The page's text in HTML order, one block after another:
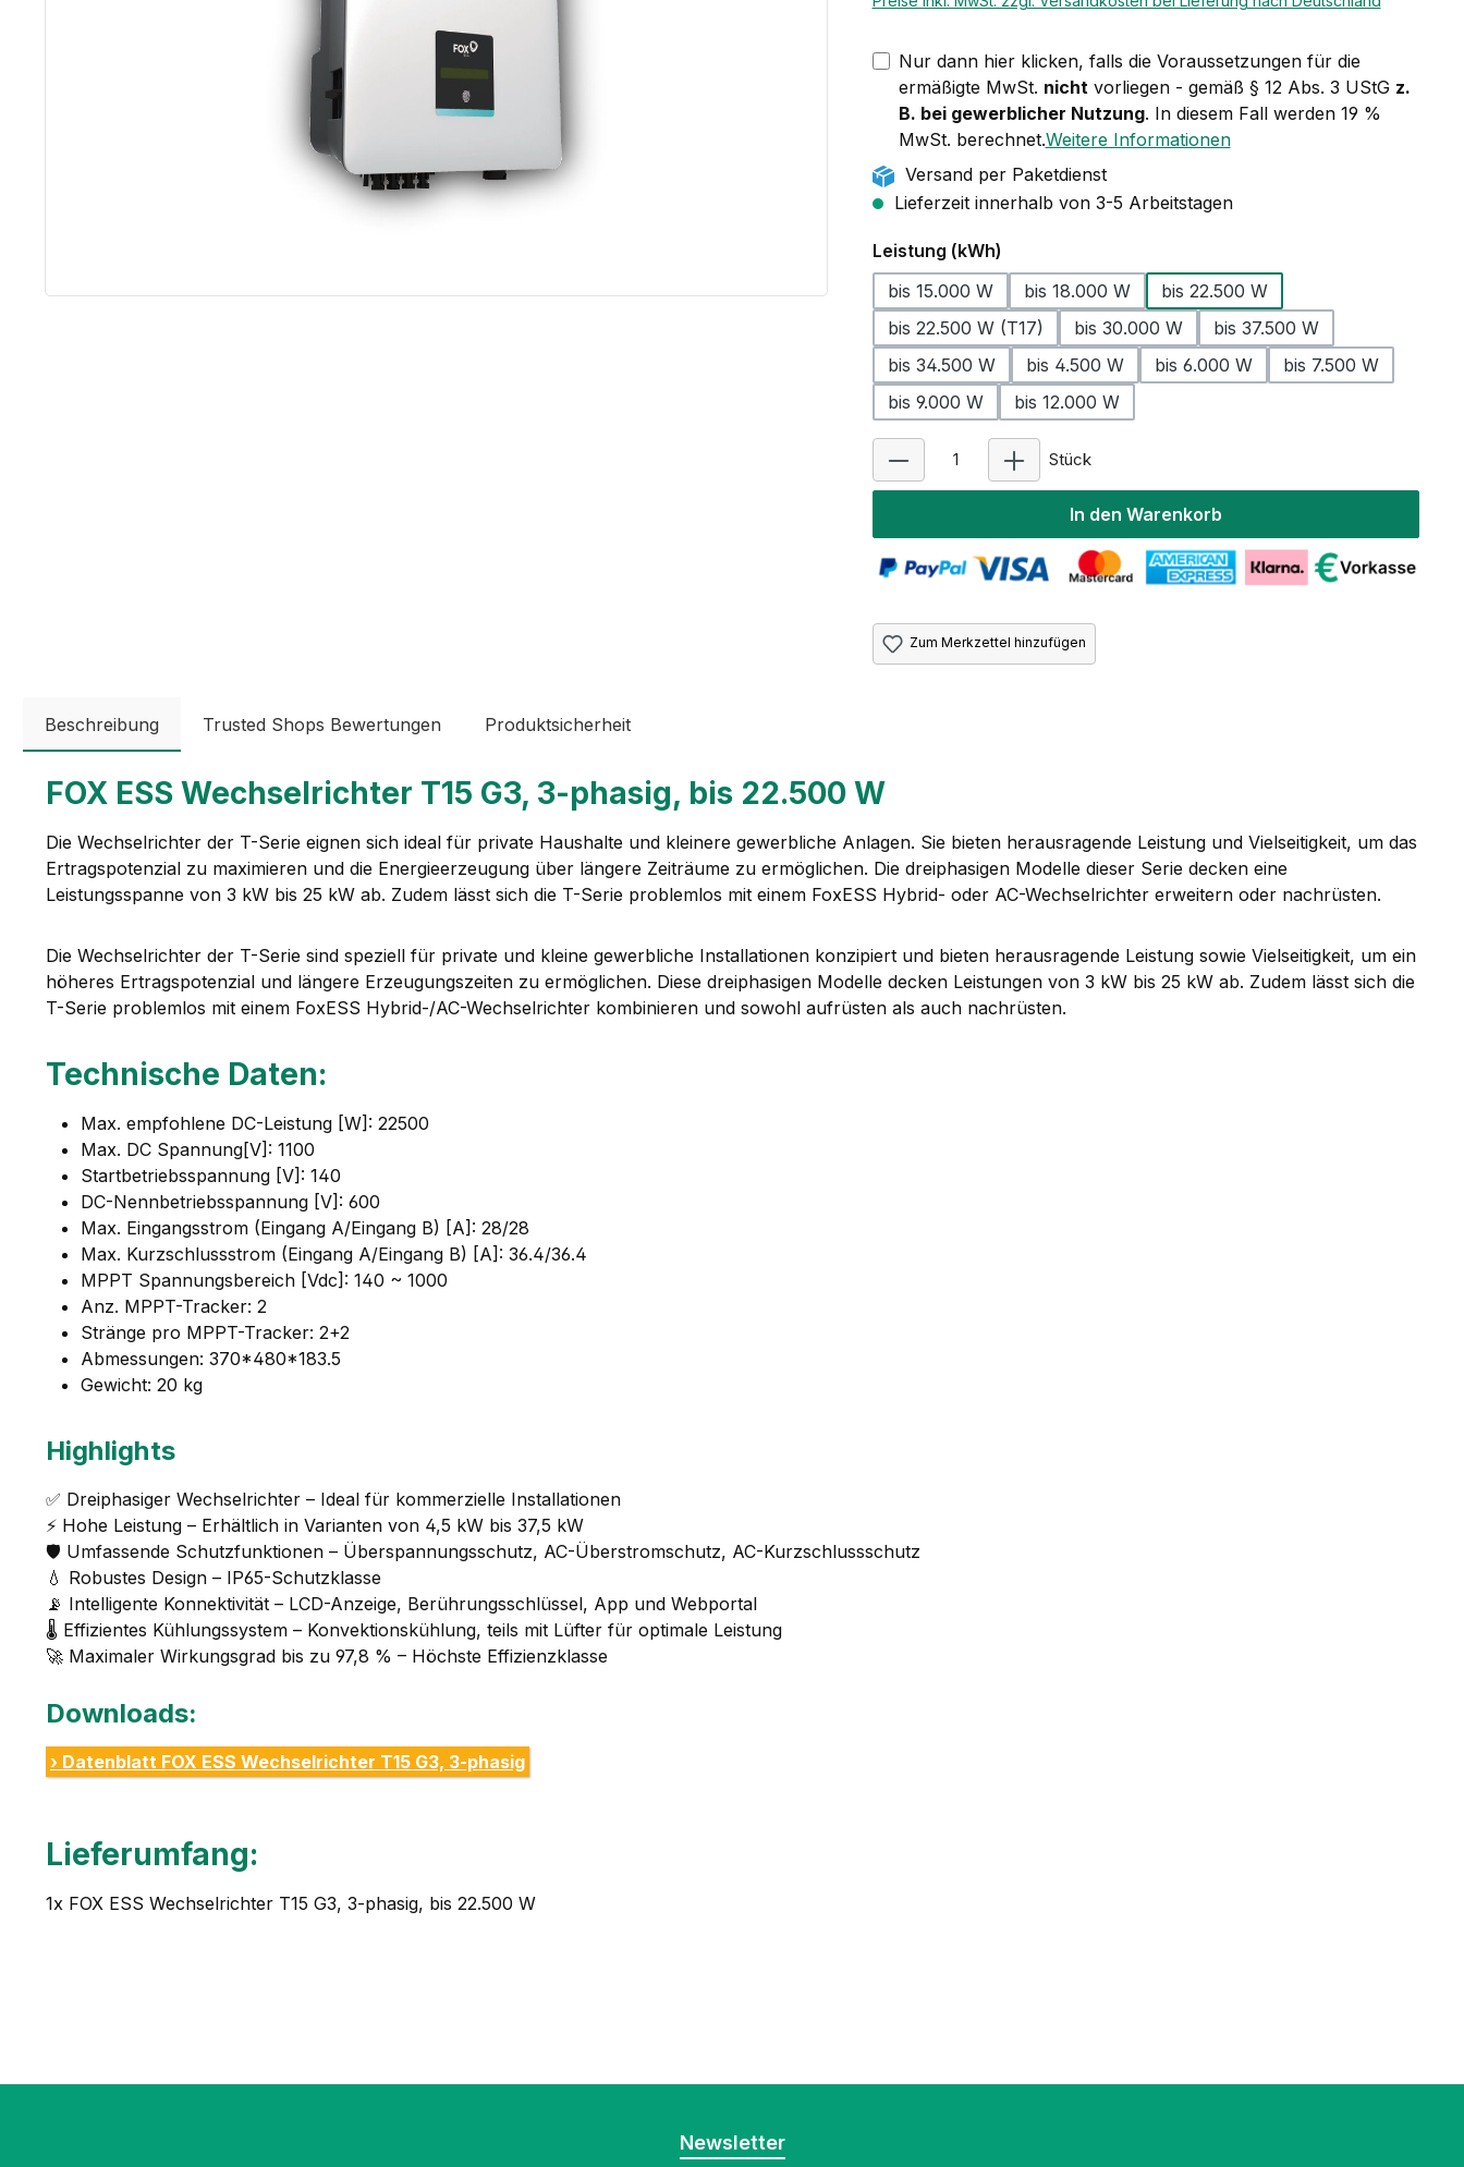
Nur dann hier klicken, falls die Voraussetzungen für die
ermäßigte MwSt. nichtvorliegen - gemäß § 12 Abs. 3 UStG z.
B. bei gewerblicher Nutzung. In diesem Fall werden 19 %
MwSt. berechnet.Weitere Informationen
Versand per Paketdienst
Lieferzeit innerhalb von 3-5 Arbeitstagen
Leistung (kWh)
bis 15.000 W
bis 18.000 W
bis 22.500 W
bis 22.500 W (T17)
bis 30.000 W
bis 37.500 W
bis 34.500 W
bis 4.500 W bis 6.000 W
bis 7.500 W
bis 9.000 W
bis 12.000 W
Stück
In den Warenkorb
Zum Merkzettel hinzufügen
Beschreibung Trusted Shops Bewertungen Produktsicherheit
FOX ESS Wechselrichter T15 G3, 3-phasig, bis 22.500 W
Die Wechselrichter der T-Serie eignen sich ideal für private Haushalte und kleinere gewerbliche Anlagen. Sie bieten herausragende Leistung und Vielseitigkeit, um das
Ertragspotenzial zu maximieren und die Energieerzeugung über längere Zeiträume zu ermöglichen. Die dreiphasigen Modelle dieser Serie decken eine
Leistungsspanne von 3 kW bis 25 kW ab. Zudem lässt sich die T-Serie problemlos mit einem FoxESS Hybrid- oder AC-Wechselrichter erweitern oder nachrüsten.
Die Wechselrichter der T-Serie sind speziell für private und kleine gewerbliche Installationen konzipiert und bieten herausragende Leistung sowie Vielseitigkeit, um ein
höheres Ertragspotenzial und längere Erzeugungszeiten zu ermöglichen. Diese dreiphasigen Modelle decken Leistungen von 3 kW bis 25 kW ab. Zudem lässt sich die
T-Serie problemlos mit einem FoxESS Hybrid-/AC-Wechselrichter kombinieren und sowohl aufrüsten als auch nachrüsten.
Technische Daten:
Max. empfohlene DC-Leistung [W]: 22500
Max. DC Spannung[V]: 1100
Startbetriebsspannung [V]: 140
DC-Nennbetriebsspannung [V]: 600
Max. Eingangsstrom (Eingang A/Eingang B) [A]: 28/28
Max. Kurzschlussstrom (Eingang A/Eingang B) [A]: 36.4/36.4
MPPT Spannungsbereich [Vdc]: 140 ~ 1000
Anz. MPPT-Tracker: 2
Stränge pro MPPT-Tracker: 2+2
Abmessungen: 370*480*183.5
Gewicht: 20 kg
Highlights
✅ Dreiphasiger Wechselrichter – Ideal für kommerzielle Installationen
⚡ Hohe Leistung – Erhältlich in Varianten von 4,5 kW bis 37,5 kW
🛡️ Umfassende Schutzfunktionen – Überspannungsschutz, AC-Überstromschutz, AC-Kurzschlussschutz
💧 Robustes Design – IP65-Schutzklasse
📡 Intelligente Konnektivität – LCD-Anzeige, Berührungsschlüssel, App und Webportal
🌡️ Effizientes Kühlungssystem – Konvektionskühlung, teils mit Lüfter für optimale Leistung
🚀 Maximaler Wirkungsgrad bis zu 97,8 % – Höchste Effizienzklasse
Downloads:
› Datenblatt FOX ESS Wechselrichter T15 G3, 3-phasig
Lieferumfang:
1x FOX ESS Wechselrichter T15 G3, 3-phasig, bis 22.500 W
Newsletter